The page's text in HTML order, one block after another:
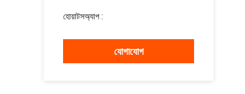
হোয়াটসঅ্যাপ :
যোগাযোগ